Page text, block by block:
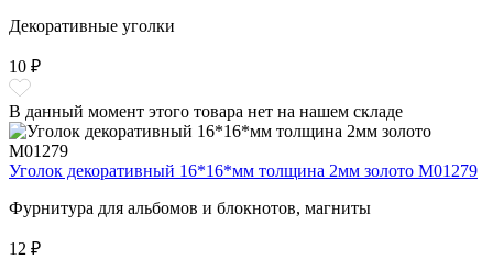
Декоративные уголки
10 ₽
В данный момент этого товара нет на нашем складе
Уголок декоративный 16*16*мм толщина 2мм золото M01279
Фурнитура для альбомов и блокнотов, магниты
12 ₽